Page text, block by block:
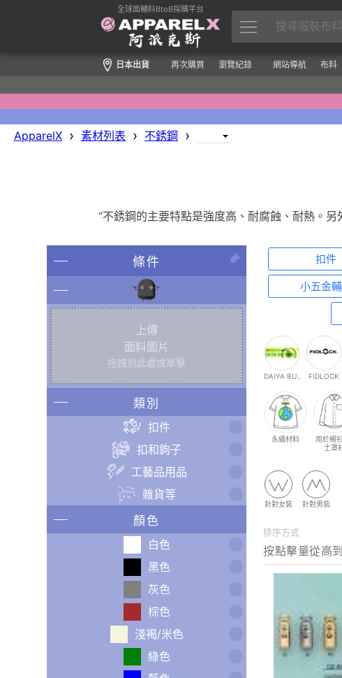
全球面輔料BtoB採購平台
日本出貨 再次購買 瀏覽紀錄 網站導航 布料
ApparelX › 素材列表 › 不銹鋼 ›
“不銹鋼的主要特點是強度高、耐腐蝕、耐熱。
條件
上傳
面料圖片
拖拽到此處或單擊
類別
扣件
扣和鉤子
工藝品用品
雜貨等
顏色
白色
黑色
灰色
棕色
淺褐/米色
綠色
扣件
小五金
DAIYA BU.. FIDLOCK
永續材料
用於襯
士罩
針對女裝 針對男裝
排序方式